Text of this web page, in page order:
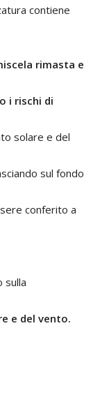
contiene
rimasta e
i rischi di
solare e del
sul fondo
conferito a
sulla
e del vento.